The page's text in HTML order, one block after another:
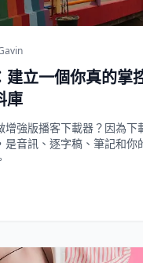
建立一個你真的掌
庫
增強版播客下載器？因為下
是音訊、逐字稿、筆記和你